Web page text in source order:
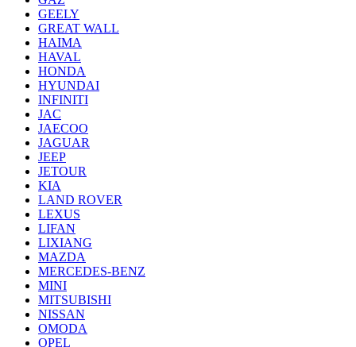
GEELY
GREAT WALL
HAIMA
HAVAL
HONDA
HYUNDAI
INFINITI
JAC
JAECOO
JAGUAR
JEEP
JETOUR
KIA
LAND ROVER
LEXUS
LIFAN
LIXIANG
MAZDA
MERCEDES-BENZ
MINI
MITSUBISHI
NISSAN
OMODA
OPEL